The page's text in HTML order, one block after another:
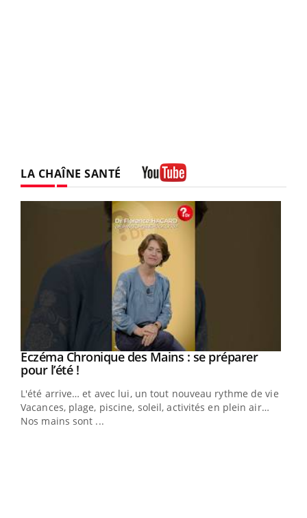
LA CHAÎNE SANTÉ
Youtube
Eczéma Chronique des Mains : se préparer
pour l’été !Youtube
L'été arrive… et avec lui, un tout nouveau rythme de vie !
Vacances, plage, piscine, soleil, activités en plein air…
Nos mains sont ...